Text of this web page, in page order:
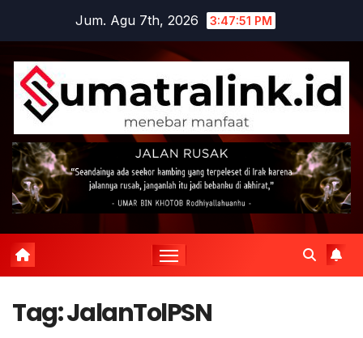
content
Jum. Agu 7th, 2026 3:47:51 PM
Tag:JalanTolPSN